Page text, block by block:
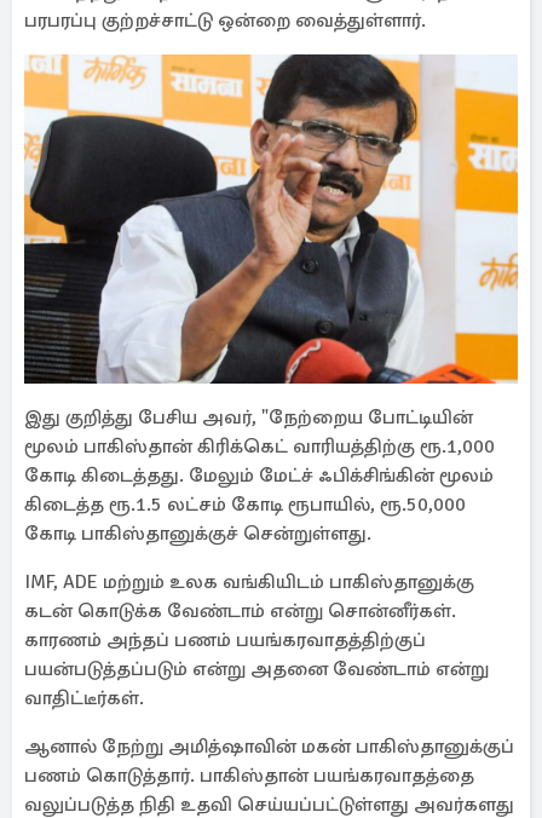
பரபரப்பு குற்றச்சாட்டு ஒன்றை வைத்துள்ளார்.
இது குறித்து பேசிய அவர், "நேற்றைய போட்டியின்
மூலம் பாகிஸ்தான் கிரிக்கெட் வாரியத்திற்கு ரூ.1,000
கோடி கிடைத்தது. மேலும் மேட்ச் ஃபிக்சிங்கின் மூலம்
கிடைத்த ரூ.1.5 லட்சம் கோடி ரூபாயில், ரூ.50,000
கோடி பாகிஸ்தானுக்குச் சென்றுள்ளது.
IMF, ADE மற்றும் உலக வங்கியிடம் பாகிஸ்தானுக்கு
கடன் கொடுக்க வேண்டாம் என்று சொன்னீர்கள்.
காரணம் அந்தப் பணம் பயங்கரவாதத்திற்குப்
பயன்படுத்தப்படும் என்று அதனை வேண்டாம் என்று
வாதிட்டீர்கள்.
ஆனால் நேற்று அமித்ஷாவின் மகன் பாகிஸ்தானுக்குப்
பணம் கொடுத்தார். பாகிஸ்தான் பயங்கரவாதத்தை
வலுப்படுத்த நிதி உதவி செய்யப்பட்டுள்ளது அவர்களது